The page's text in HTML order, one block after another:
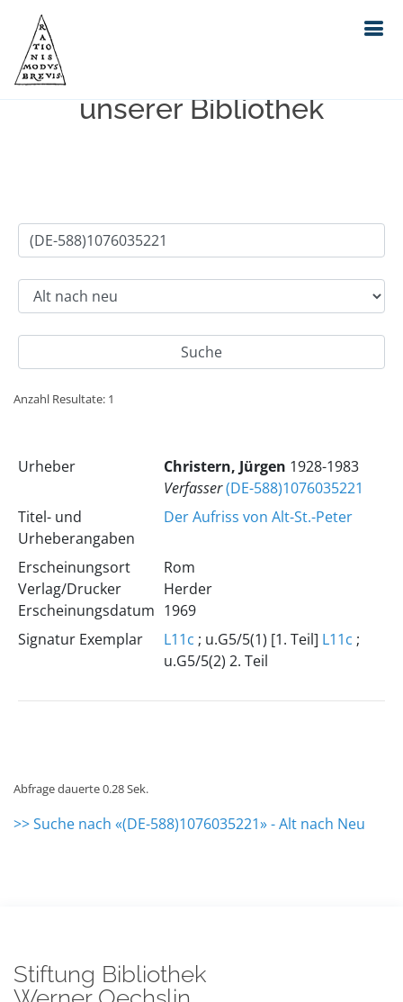
Einfache Suche im Bestand
unserer Bibliothek
Anzahl Resultate: 1
Urheber Christern, Jürgen 1928-1983
Verfasser(DE-588)1076035221
Titel- und
Urheberangaben
Der Aufriss von Alt-St.-Peter
Erscheinungsort
Verlag/Drucker
Erscheinungsdatum
Rom
Herder
1969
Signatur Exemplar
L11c ; u.G5/5(1) [1. Teil] L11c ;
u.G5/5(2) 2. Teil
Abfrage dauerte 0.28 Sek.
>> Suche nach «(DE-588)1076035221» - Alt nach Neu
Stiftung Bibliothek